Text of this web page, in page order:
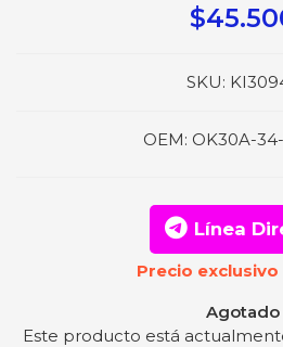
SKU:
OEM: OK30A-
Línea
Precio exclusivo
Agotado
Este producto está